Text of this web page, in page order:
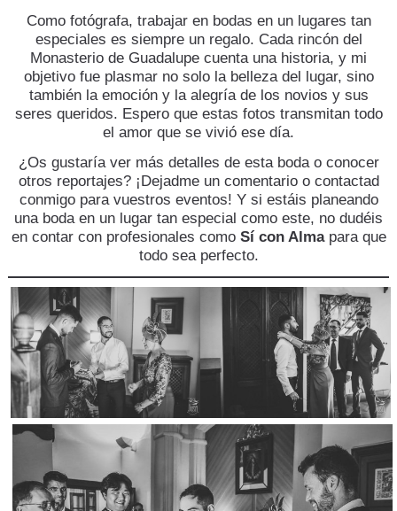
Como fotógrafa, trabajar en bodas en un lugares tan
especiales es siempre un regalo. Cada rincón del
Monasterio de Guadalupe cuenta una historia, y mi
objetivo fue plasmar no solo la belleza del lugar, sino
también la emoción y la alegría de los novios y sus
seres queridos. Espero que estas fotos transmitan todo
el amor que se vivió ese día.
¿Os gustaría ver más detalles de esta boda o conocer
otros reportajes? ¡Dejadme un comentario o contactad
conmigo para vuestros eventos! Y si estáis planeando
una boda en un lugar tan especial como este, no dudéis
en contar con profesionales como Sí con Almapara que
todo sea perfecto.